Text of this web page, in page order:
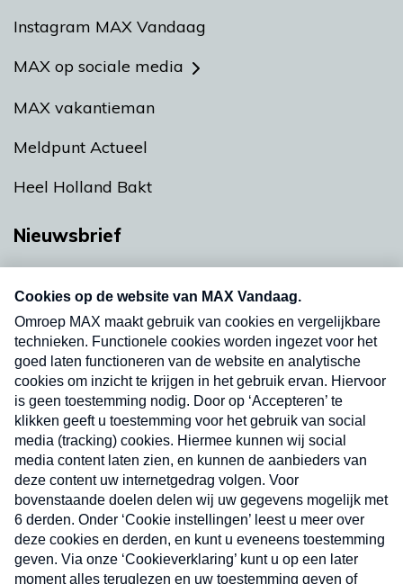
Instagram MAX Vandaag
MAX op sociale media
MAX vakantieman
Meldpunt Actueel
Heel Holland Bakt
Nieuwsbrief
nieuwsbrief. Elke vrijdag- en dinsdagochtend in
uw mailbox.
Verzend
Nieuwsbrief
Neem hier een gratis abonnement op onze